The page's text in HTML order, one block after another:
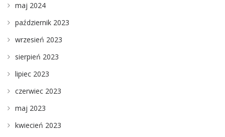
maj 2024
październik 2023
wrzesień 2023
sierpień 2023
lipiec 2023
czerwiec 2023
maj 2023
kwiecień 2023